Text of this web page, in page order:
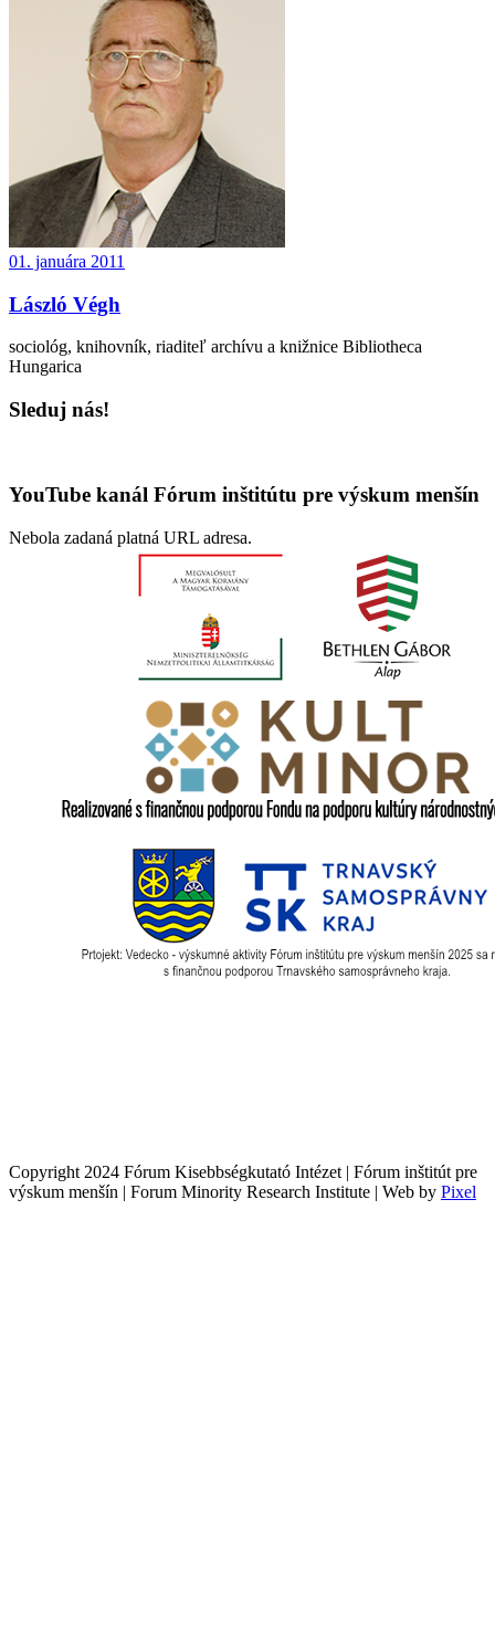
01. januára 2011
László Végh
sociológ, knihovník, riaditeľ archívu a knižnice Bibliotheca
Hungarica
Sleduj nás!
YouTube kanál Fórum inštitútu pre výskum menšín
Nebola zadaná platná URL adresa.
Copyright 2024 Fórum Kisebbségkutató Intézet | Fórum inštitút pre
výskum menšín | Forum Minority Research Institute | Web by Pixel